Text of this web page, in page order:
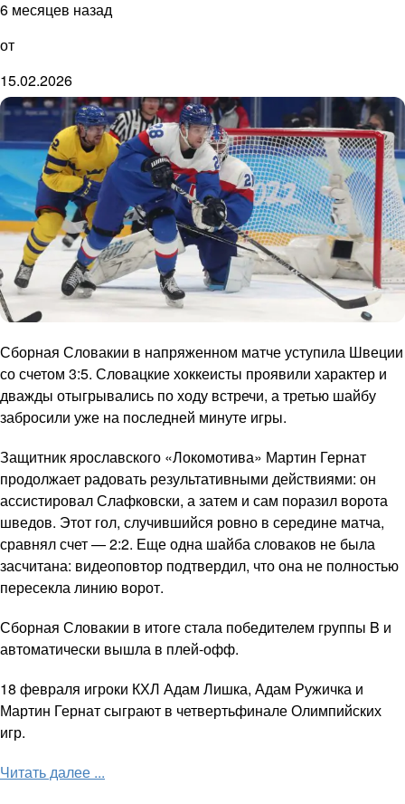
6 месяцев назад
от
15.02.2026
Сборная Словакии в напряженном матче уступила Швеции
со счетом 3:5. Словацкие хоккеисты проявили характер и
дважды отыгрывались по ходу встречи, а третью шайбу
забросили уже на последней минуте игры.
Защитник ярославского «Локомотива» Мартин Гернат
продолжает радовать результативными действиями: он
ассистировал Слафковски, а затем и сам поразил ворота
шведов. Этот гол, случившийся ровно в середине матча,
сравнял счет — 2:2. Еще одна шайба словаков не была
засчитана: видеоповтор подтвердил, что она не полностью
пересекла линию ворот.
Сборная Словакии в итоге стала победителем группы B и
автоматически вышла в плей-офф.
18 февраля игроки КХЛ Адам Лишка, Адам Ружичка и
Мартин Гернат сыграют в четвертьфинале Олимпийских
игр.
Читать далее ...